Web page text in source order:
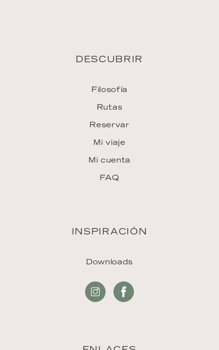
DESCUBRIR
Filosofía
Rutas
Reservar
Mi viaje
Mi cuenta
FAQ
INSPIRACIÓN
Downloads